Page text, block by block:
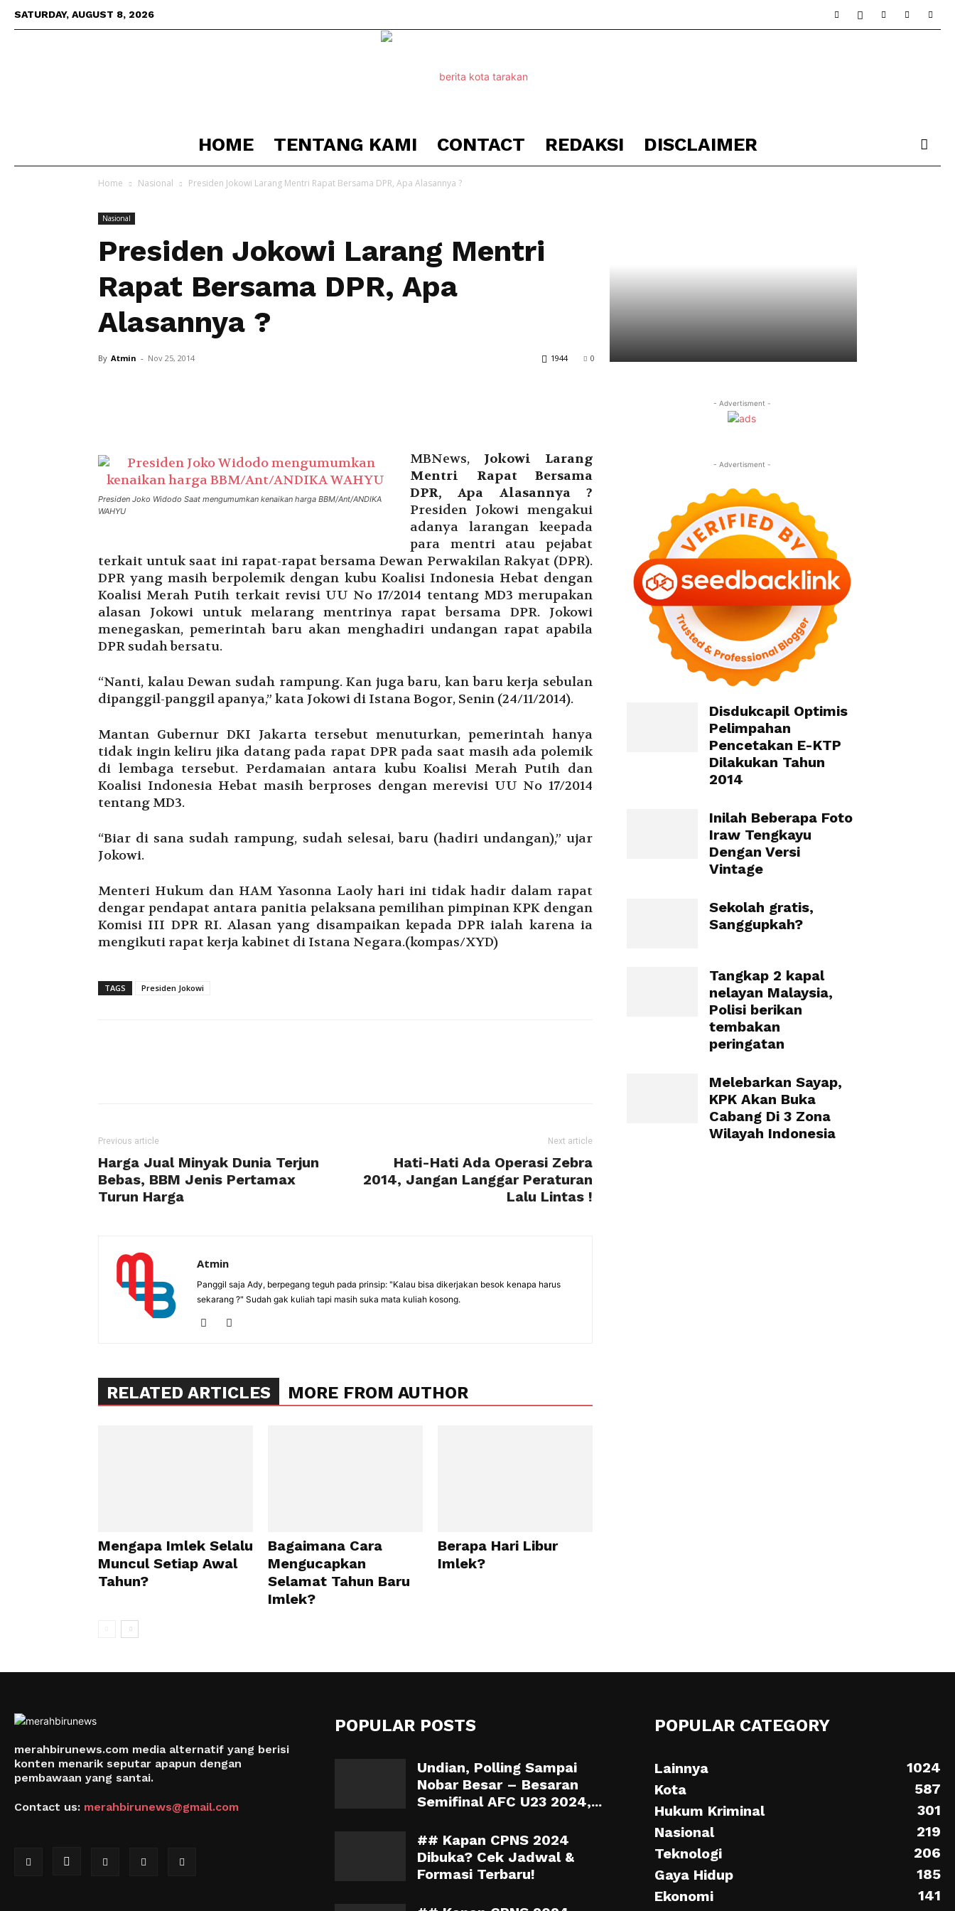
SATURDAY, AUGUST 8, 2026
Berita
Kota
HOME TENTANG KAMI CONTACT REDAKSI DISCLAIMER
Home Nasional Presiden Jokowi Larang Mentri Rapat Bersama DPR, Apa Alasannya ?
Nasional
Presiden Jokowi Larang Mentri
Rapat Bersama DPR, Apa
Alasannya ?
By Atmin - Nov 25, 2014 0
1944
Presiden Joko Widodo Saat mengumumkan kenaikan harga BBM/Ant/ANDIKA
WAHYU
MBNews, Jokowi Larang
Mentri Rapat Bersama
DPR, Apa Alasannya ?
Presiden Jokowi mengakui
adanya larangan keepada
para mentri atau pejabat
terkait untuk saat ini rapat-rapat bersama Dewan Perwakilan Rakyat (DPR).
DPR yang masih berpolemik dengan kubu Koalisi Indonesia Hebat dengan
Koalisi Merah Putih terkait revisi UU No 17/2014 tentang MD3 merupakan
alasan Jokowi untuk melarang mentrinya rapat bersama DPR. Jokowi
menegaskan, pemerintah baru akan menghadiri undangan rapat apabila
DPR sudah bersatu.
“Nanti, kalau Dewan sudah rampung. Kan juga baru, kan baru kerja sebulan
dipanggil-panggil apanya,” kata Jokowi di Istana Bogor, Senin (24/11/2014).
Mantan Gubernur DKI Jakarta tersebut menuturkan, pemerintah hanya
tidak ingin keliru jika datang pada rapat DPR pada saat masih ada polemik
di lembaga tersebut. Perdamaian antara kubu Koalisi Merah Putih dan
Koalisi Indonesia Hebat masih berproses dengan merevisi UU No 17/2014
tentang MD3.
“Biar di sana sudah rampung, sudah selesai, baru (hadiri undangan),” ujar
Jokowi.
Menteri Hukum dan HAM Yasonna Laoly hari ini tidak hadir dalam rapat
dengar pendapat antara panitia pelaksana pemilihan pimpinan KPK dengan
Komisi III DPR RI. Alasan yang disampaikan kepada DPR ialah karena ia
mengikuti rapat kerja kabinet di Istana Negara.(kompas/XYD)
TAGS Presiden Jokowi
Previous article
Harga Jual Minyak Dunia Terjun
Bebas, BBM Jenis Pertamax
Turun Harga
Next article
Hati-Hati Ada Operasi Zebra
2014, Jangan Langgar Peraturan
Lalu Lintas !
Atmin
Panggil saja Ady, berpegang teguh pada prinsip: "Kalau bisa dikerjakan besok kenapa harus
sekarang ?" Sudah gak kuliah tapi masih suka mata kuliah kosong.
RELATED ARTICLES MORE FROM AUTHOR
Mengapa Imlek Selalu
Muncul Setiap Awal
Tahun?
Bagaimana Cara
Mengucapkan
Selamat Tahun Baru
Imlek?
Berapa Hari Libur
Imlek?
- Advertisment -
- Advertisment -
Disdukcapil Optimis
Pelimpahan
Pencetakan E-KTP
Dilakukan Tahun
2014
Inilah Beberapa Foto
Iraw Tengkayu
Dengan Versi
Vintage
Sekolah gratis,
Sanggupkah?
Tangkap 2 kapal
nelayan Malaysia,
Polisi berikan
tembakan
peringatan
Melebarkan Sayap,
KPK Akan Buka
Cabang Di 3 Zona
Wilayah Indonesia
merahbirunews.com media alternatif yang berisi
konten menarik seputar apapun dengan
pembawaan yang santai.
Contact us: merahbirunews@gmail.com
POPULAR POSTS
Undian, Polling Sampai
Nobar Besar – Besaran
Semifinal AFC U23 2024,...
## Kapan CPNS 2024
Dibuka? Cek Jadwal &
Formasi Terbaru!
POPULAR CATEGORY
Lainnya
1024
Kota
587
Hukum Kriminal
301
Nasional
219
Teknologi
206
Gaya Hidup
185
Ekonomi
141